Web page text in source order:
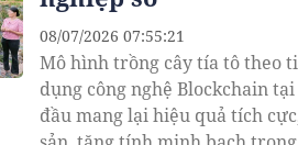
Mô hình trồng cây tía tô theo
dụng công nghệ Blockchain
đầu mang lại hiệu quả tích
08/07/2026 07:55:21